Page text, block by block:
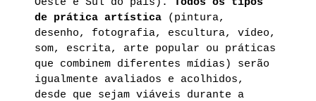
de prática artística
(pintura,
desenho, fotografia, escultura, vídeo,
som, escrita, arte popular ou práticas
que combinem diferentes mídias) serão
igualmente avaliados e acolhidos,
desde que sejam viáveis durante a